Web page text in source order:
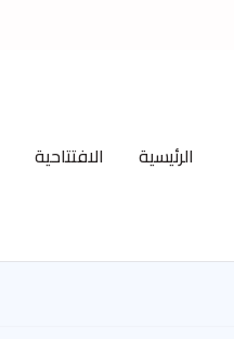
الرئيسية الافتتاحية